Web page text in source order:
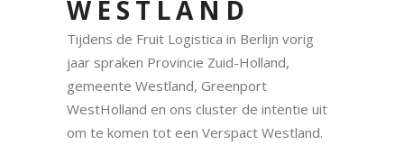
WESTLAND
Tijdens de Fruit Logistica in Berlijn vorig
jaar spraken Provincie Zuid-Holland,
gemeente Westland, Greenport
WestHolland en ons cluster de intentie uit
om te komen tot een Verspact Westland.